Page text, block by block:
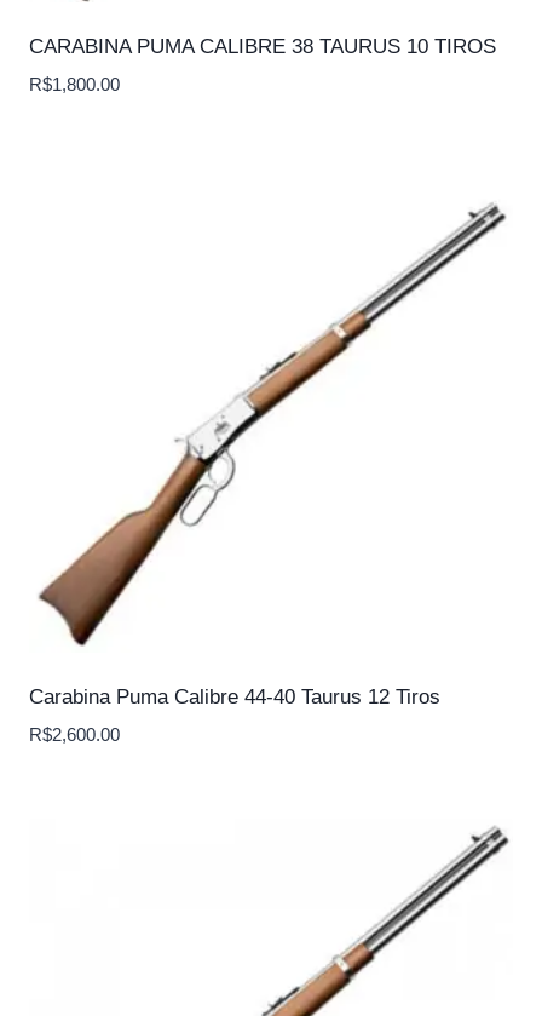
CARABINA PUMA CALIBRE 38 TAURUS 10 TIROS
R$1,800.00
Carabina Puma Calibre 44-40 Taurus 12 Tiros
R$2,600.00